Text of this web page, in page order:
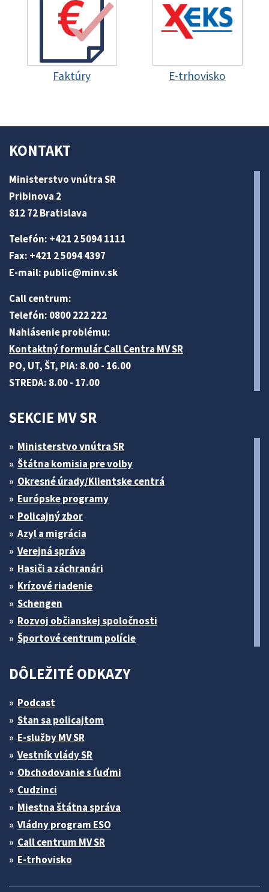
Faktúry E-trhovisko
KONTAKT
Ministerstvo vnútra SR
Pribinova 2
812 72 Bratislava
Telefón: +421 2 5094 1111
Fax: +421 2 5094 4397
E-mail: public@minv.sk
Call centrum:
Telefón: 0800 222 222
Nahlásenie problému:
Kontaktný formulár Call Centra MV SR
PO, UT, ŠT, PIA: 8.00 - 16.00
STREDA: 8.00 - 17.00
SEKCIE MV SR
Ministerstvo vnútra SR
Štátna komisia pre volby
Okresné úrady/Klientske centrá
Európske programy
Policajný zbor
Azyl a migrácia
Verejná správa
Hasiči a záchranári
Krízové riadenie
Schengen
Rozvoj občianskej spoločnosti
Športové centrum polície
DÔLEŽITÉ ODKAZY
Podcast
Stan sa policajtom
E-služby MV SR
Vestník vlády SR
Obchodovanie s ľuďmi
Cudzinci
Miestna štátna správa
Vládny program ESO
Call centrum MV SR
E-trhovisko